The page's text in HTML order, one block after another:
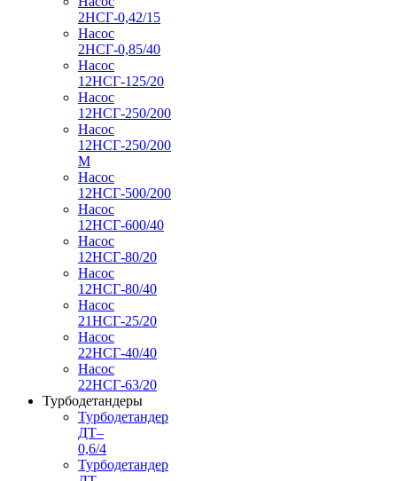
2НСГ-0,42/15
Насос
2НСГ-0,85/40
Насос
12НСГ-125/20
Насос
12НСГ-250/200
Насос
12НСГ-250/200
М
Насос
12НСГ-500/200
Насос
12НСГ-600/40
Насос
12НСГ-80/20
Насос
12НСГ-80/40
Насос
21НСГ-25/20
Насос
22НСГ-40/40
Насос
22НСГ-63/20
Турбодетандеры
Турбодетандер
ДТ–
0,6/4
Турбодетандер